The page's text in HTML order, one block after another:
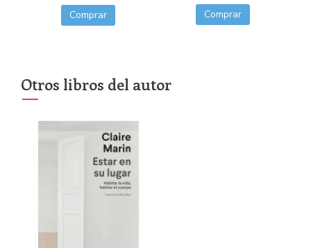
Comprar Comprar
Otros libros del autor